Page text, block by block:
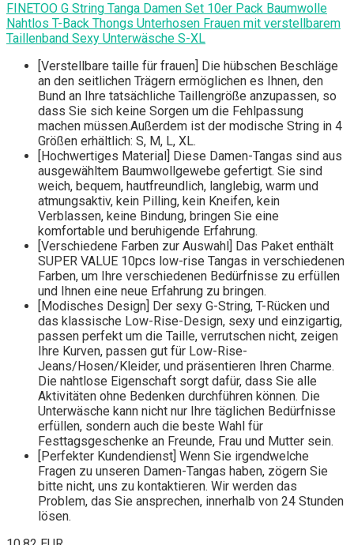
FINETOO G String Tanga Damen Set 10er Pack Baumwolle
Nahtlos T-Back Thongs Unterhosen Frauen mit verstellbarem
Taillenband Sexy Unterwäsche S-XL
[Verstellbare taille für frauen] Die hübschen Beschläge
an den seitlichen Trägern ermöglichen es Ihnen, den
Bund an Ihre tatsächliche Taillengröße anzupassen, so
dass Sie sich keine Sorgen um die Fehlpassung
machen müssen.Außerdem ist der modische String in 4
Größen erhältlich: S, M, L, XL.
[Hochwertiges Material] Diese Damen-Tangas sind aus
ausgewähltem Baumwollgewebe gefertigt. Sie sind
weich, bequem, hautfreundlich, langlebig, warm und
atmungsaktiv, kein Pilling, kein Kneifen, kein
Verblassen, keine Bindung, bringen Sie eine
komfortable und beruhigende Erfahrung.
[Verschiedene Farben zur Auswahl] Das Paket enthält
SUPER VALUE 10pcs low-rise Tangas in verschiedenen
Farben, um Ihre verschiedenen Bedürfnisse zu erfüllen
und Ihnen eine neue Erfahrung zu bringen.
[Modisches Design] Der sexy G-String, T-Rücken und
das klassische Low-Rise-Design, sexy und einzigartig,
passen perfekt um die Taille, verrutschen nicht, zeigen
Ihre Kurven, passen gut für Low-Rise-
Jeans/Hosen/Kleider, und präsentieren Ihren Charme.
Die nahtlose Eigenschaft sorgt dafür, dass Sie alle
Aktivitäten ohne Bedenken durchführen können. Die
Unterwäsche kann nicht nur Ihre täglichen Bedürfnisse
erfüllen, sondern auch die beste Wahl für
Festtagsgeschenke an Freunde, Frau und Mutter sein.
[Perfekter Kundendienst] Wenn Sie irgendwelche
Fragen zu unseren Damen-Tangas haben, zögern Sie
bitte nicht, uns zu kontaktieren. Wir werden das
Problem, das Sie ansprechen, innerhalb von 24 Stunden
lösen.